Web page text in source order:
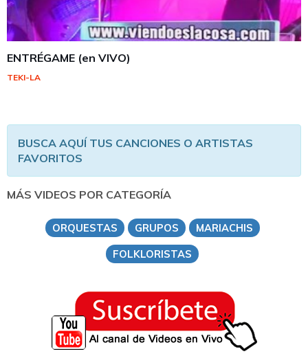
ENTRÉGAME (en VIVO)
TEKI-LA
BUSCA AQUÍ TUS CANCIONES O ARTISTAS
FAVORITOS
MÁS VIDEOS POR CATEGORÍA
ORQUESTAS GRUPOS
MARIACHIS
FOLKLORISTAS